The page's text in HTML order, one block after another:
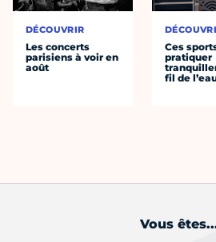
DÉCOUVRIR
Les concerts
parisiens à voir en
août
Ces
pratiquer
fil de
Vous